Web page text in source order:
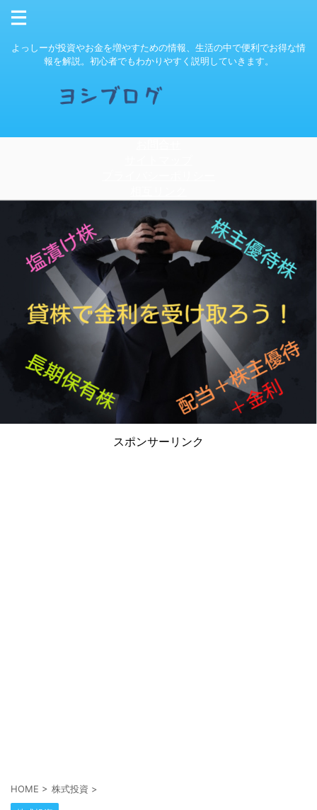
よっしーが投資やお金を増やすための情報、生活の中で便利でお得な情
報を解説。初心者でもわかりやすく説明していきます。
スポンサーリンク
HOME > 株式投資 >